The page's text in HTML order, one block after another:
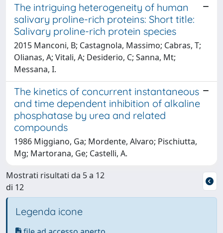
The intriguing heterogeneity of human
salivary proline-rich proteins: Short title:
Salivary proline-rich protein species
2015 Manconi, B; Castagnola, Massimo; Cabras, T;
Olianas, A; Vitali, A; Desiderio, C; Sanna, Mt;
Messana, I.
The kinetics of concurrent instantaneous
and time dependent inhibition of alkaline
phosphatase by urea and related
compounds
1986 Miggiano, Ga; Mordente, Alvaro; Pischiutta,
Mg; Martorana, Ge; Castelli, A.
Mostrati risultati da 5 a 12
di 12
Legenda icone